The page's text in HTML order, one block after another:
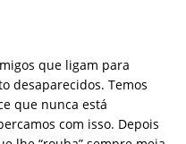
que ligam para
desaparecidos. Temos
que nunca está
com isso. Depois